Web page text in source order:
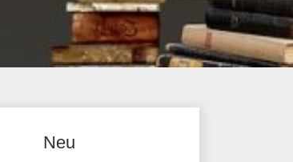
Neu